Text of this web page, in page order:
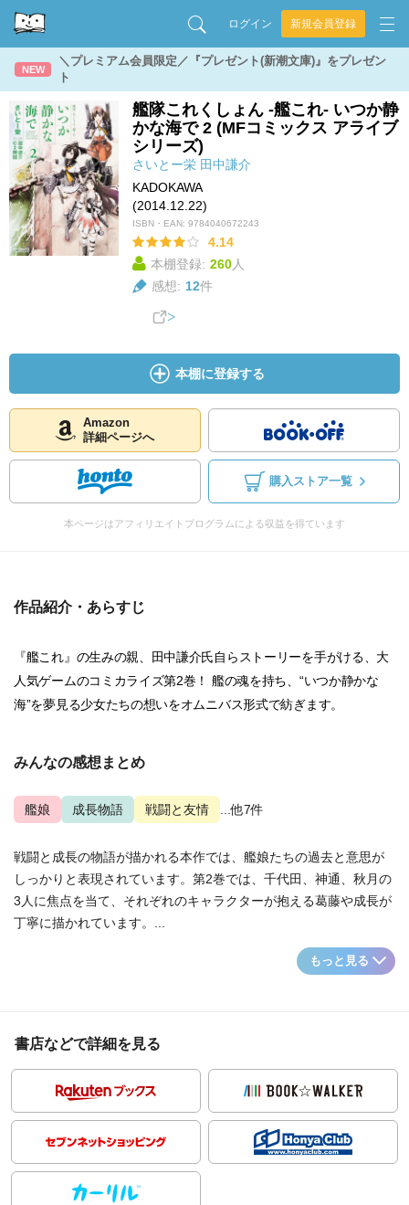
ログイン 新規会員登録
NEW
＼プレミアム会員限定／『プレゼント(新潮文庫)』をプレゼン
ト
艦隊これくしょん -艦これ- いつか静
かな海で 2 (MFコミックス アライブ
シリーズ)
さいとー栄 田中謙介
KADOKAWA
(2014.12.22)
ISBN・EAN: 9784040672243
4.14
本棚登録: 260人
感想: 12件
本棚に登録する
Amazon
詳細ページへ
購入ストア一覧
本ページはアフィリエイトプログラムによる収益を得ています
作品紹介・あらすじ
『艦これ』の生みの親、田中謙介氏自らストーリーを手がける、大
人気ゲームのコミカライズ第2巻！ 艦の魂を持ち、“いつか静かな
海”を夢見る少女たちの想いをオムニバス形式で紡ぎます。
みんなの感想まとめ
艦娘 成長物語 戦闘と友情 ...他7件
戦闘と成長の物語が描かれる本作では、艦娘たちの過去と意思が
しっかりと表現されています。第2巻では、千代田、神通、秋月の
3人に焦点を当て、それぞれのキャラクターが抱える葛藤や成長が
丁寧に描かれています。...
もっと見る
書店などで詳細を見る